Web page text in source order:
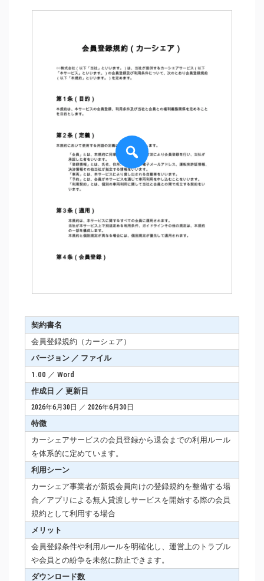
契約書名
会員登録規約（カーシェア）
バージョン ／ ファイル
1.00 ／ Word
作成日 ／ 更新日
2026年6月30日 ／ 2026年6月30日
特徴
カーシェアサービスの会員登録から退会までの利用ルール
を体系的に定めています。
利用シーン
カーシェア事業者が新規会員向けの登録規約を整備する場
合／アプリによる無人貸渡しサービスを開始する際の会員
規約として利用する場合
メリット
会員登録条件や利用ルールを明確化し、運営上のトラブル
や会員との紛争を未然に防止できます。
ダウンロード数